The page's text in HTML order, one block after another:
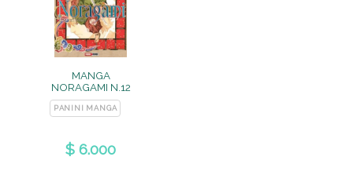
MANGA
NORAGAMI N.12
PANINI MANGA
$ 6.000